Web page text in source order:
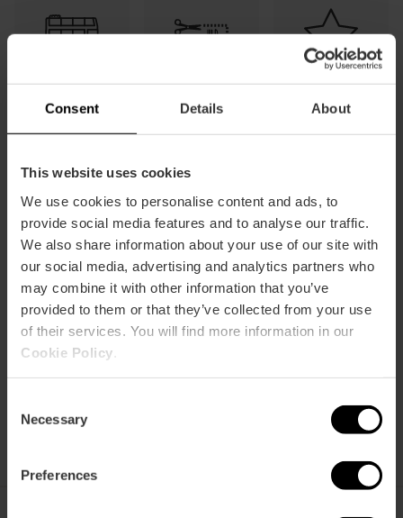
Consent Details About
This website uses cookies
We use cookies to personalise content and ads, to
provide social media features and to analyse our traffic.
We also share information about your use of our site with
our social media, advertising and analytics partners who
may combine it with other information that you’ve
provided to them or that they’ve collected from your use
of their services. You will find more information in our
Cookie Policy
Selection
Necessary
Preferences
Transport
gratuit
Tapa et
boisson
gratuites
Guide de
réductions
Questions
fréquemment
posées
Comment
économiser
de l’argent
Comment
l’utiliser
Acheter VTC
Points de